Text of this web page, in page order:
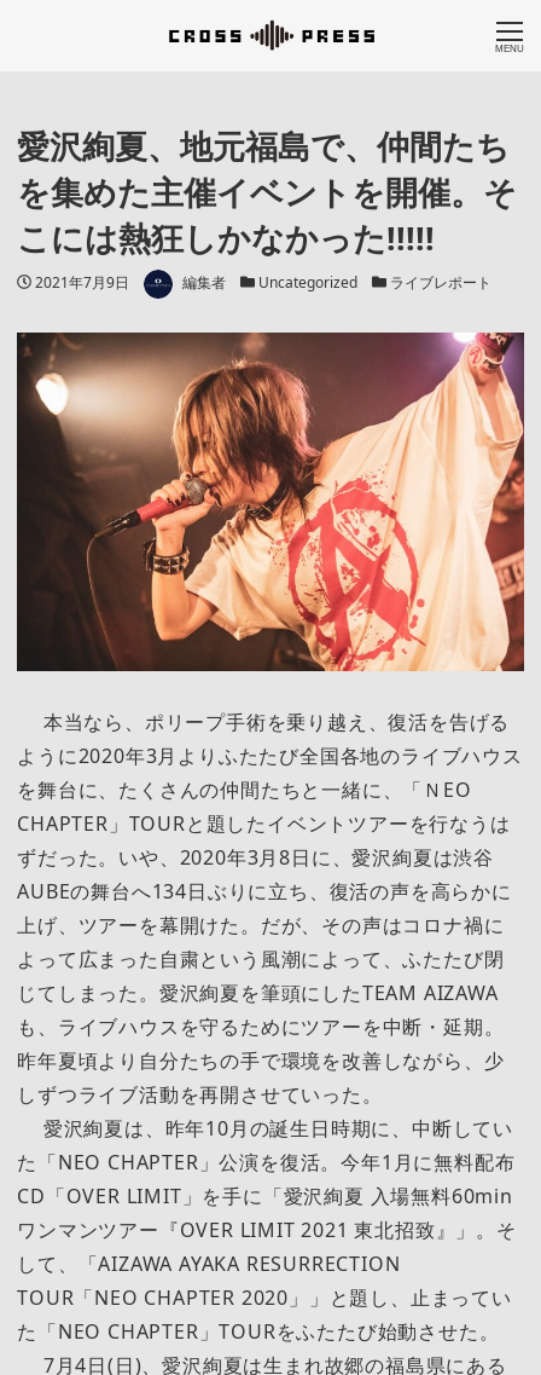
MENU
愛沢絢夏、地元福島で、仲間たち
を集めた主催イベントを開催。そ
こには熱狂しかなかった!!!!!
投稿日
2021年7月9日 著者 編集者 カテゴリー
Uncategorized カテゴリー
ライブレポート
本当なら、ポリープ手術を乗り越え、復活を告げる
ように2020年3月よりふたたび全国各地のライブハウス
を舞台に、たくさんの仲間たちと一緒に、「ＮEO
CHAPTER」TOURと題したイベントツアーを行なうは
ずだった。いや、2020年3月8日に、愛沢絢夏は渋谷
AUBEの舞台へ134日ぶりに立ち、復活の声を高らかに
上げ、ツアーを幕開けた。だが、その声はコロナ禍に
よって広まった自粛という風潮によって、ふたたび閉
じてしまった。愛沢絢夏を筆頭にしたTEAM AIZAWA
も、ライブハウスを守るためにツアーを中断・延期。
昨年夏頃より自分たちの手で環境を改善しながら、少
しずつライブ活動を再開させていった。
愛沢絢夏は、昨年10月の誕生日時期に、中断してい
た「NEO CHAPTER」公演を復活。今年1月に無料配布
CD「OVER LIMIT」を手に「愛沢絢夏 入場無料60min
ワンマンツアー『OVER LIMIT 2021 東北招致』」。そ
して、「AIZAWA AYAKA RESURRECTION
TOUR「NEO CHAPTER 2020」」と題し、止まってい
た「NEO CHAPTER」TOURをふたたび始動させた。
7月4日(日)、愛沢絢夏は生まれ故郷の福島県にある